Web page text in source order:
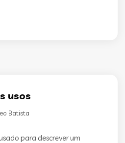
usos
Batista
para descrever um